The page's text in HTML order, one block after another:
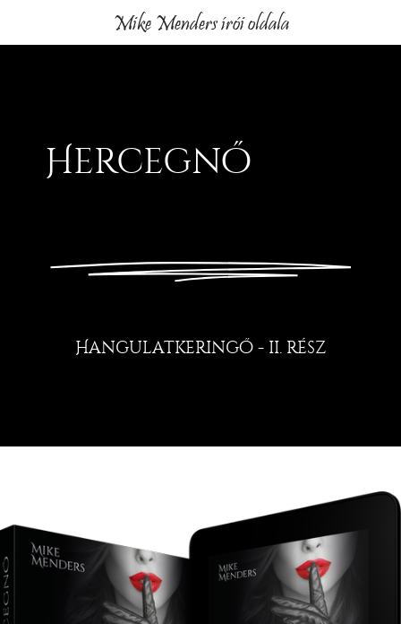
Mike Menders írói oldala
Hercegnő
Hangulatkeringő - ii. rész